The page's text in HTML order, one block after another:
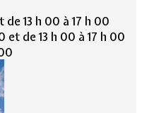
13 h 00 à 17 h 00
et de 13 h 00 à 17 h 00